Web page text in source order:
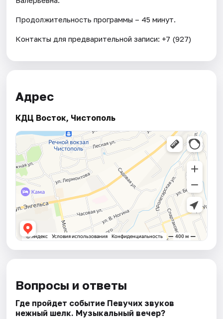
Продолжительность программы – 45 минут.
Контакты для предварительной записи: +7 (927)
Адрес
КДЦ Восток, Чистополь
Вопросы и ответы
Где пройдет событие Певучих звуков
нежный шелк. Музыкальный вечер?